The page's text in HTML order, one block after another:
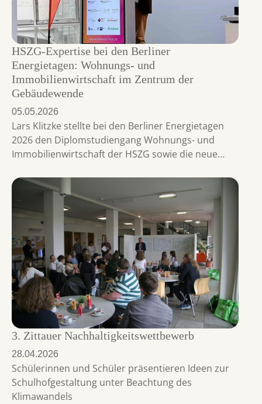
HSZG-Expertise bei den Berliner
Energietagen: Wohnungs- und
Immobilienwirtschaft im Zentrum der
Gebäudewende
05.05.2026
Lars Klitzke stellte bei den Berliner Energietagen
2026 den Diplomstudiengang Wohnungs- und
Immobilienwirtschaft der HSZG sowie die neue…
3. Zittauer Nachhaltigkeitswettbewerb
28.04.2026
Schülerinnen und Schüler präsentieren Ideen zur
Schulhofgestaltung unter Beachtung des
Klimawandels